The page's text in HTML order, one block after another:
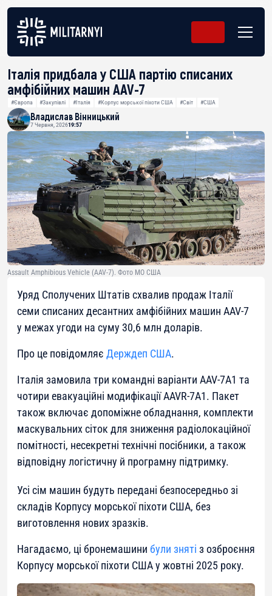
Італія придбала у США партію списаних
амфібійних машин AAV-7
#Європа #Закупівлі #Італія #Корпус морської піхоти США #Світ #США
Владислав Вінницький
7 Червня, 202619:57
Assault Amphibious Vehicle (AAV-7). Фото МО США
Уряд Сполучених Штатів схвалив продаж Італії
семи списаних десантних амфібійних машин AAV-7
у межах угоди на суму 30,6 млн доларів.
Про це повідомляє Держдеп США.
Італія замовила три командні варіанти AAV-7A1 та
чотири евакуаційні модифікації AAVR-7A1. Пакет
також включає допоміжне обладнання, комплекти
маскувальних сіток для зниження радіолокаційної
помітності, несекретні технічні посібники, а також
відповідну логістичну й програмну підтримку.
Усі сім машин будуть передані безпосередньо зі
складів Корпусу морської піхоти США, без
виготовлення нових зразків.
Нагадаємо, ці бронемашини були зняті з озброєння
Корпусу морської піхоти США у жовтні 2025 року.